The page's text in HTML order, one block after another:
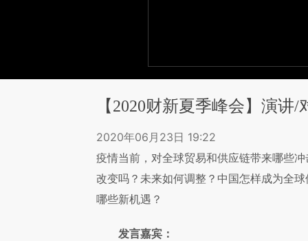
【2020财新夏季峰会】演
2020年06月23日 19:22
疫情当前，对全球贸易和供应链带来哪些
改变吗？未来如何调整？中国怎样成为全
哪些新机遇？
发言嘉宾：